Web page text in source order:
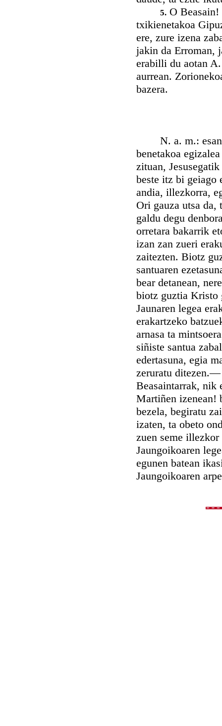
5. O Beasain!
txikienetakoa
ere, zure izena
jakin da Erroman,
erabilli du aotan
aurrean.
bazera.
N. a. m.: esan
benetakoa
zituan,
beste itz bi geiago
andia, illezkorra,
Ori gauza utsa da,
galdu degu
orretara bakarrik
izan zan zueri
zaitezten. Biotz
santuaren
bear detanean,
biotz guztia Kristo
Jaunaren legea
erakartzeko
arnasa ta
siñiste santua
edertasuna, egia
zeruratu ditezen.—
Beasaintarrak, nik
Martiñen izenean!
bezela, begiratu
izaten, ta obeto
zuen seme
Jaungoikoaren
egunen batean
Jaungoikoaren